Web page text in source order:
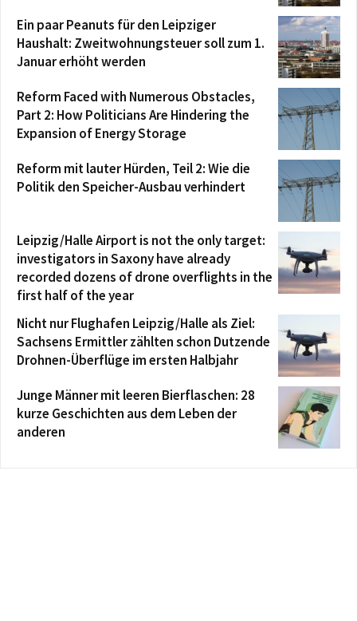
Ein paar Peanuts für den Leipziger
Haushalt: Zweitwohnungsteuer soll zum 1.
Januar erhöht werden
Reform Faced with Numerous Obstacles,
Part 2: How Politicians Are Hindering the
Expansion of Energy Storage
Reform mit lauter Hürden, Teil 2: Wie die
Politik den Speicher-Ausbau verhindert
Leipzig/Halle Airport is not the only target:
investigators in Saxony have already
recorded dozens of drone overflights in the
first half of the year
Nicht nur Flughafen Leipzig/Halle als Ziel:
Sachsens Ermittler zählten schon Dutzende
Drohnen-Überflüge im ersten Halbjahr
Junge Männer mit leeren Bierflaschen: 28
kurze Geschichten aus dem Leben der
anderen